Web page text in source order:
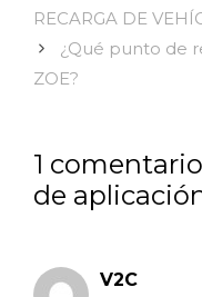
RECARGA DE
¿Qué punto de
ZOE?
1
de
V2C